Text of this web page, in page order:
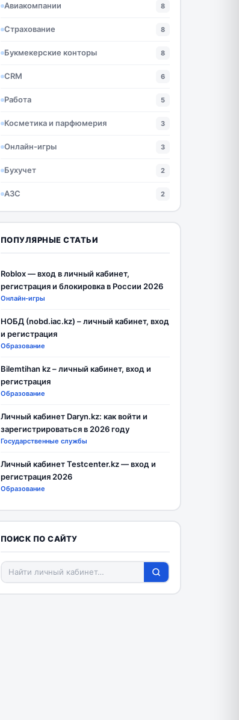
Авиакомпании 8
Страхование 8
Букмекерские конторы 8
CRM 6
Работа 5
Косметика и парфюмерия 3
Онлайн-игры 3
Бухучет 2
АЗС 2
ПОПУЛЯРНЫЕ СТАТЬИ
Roblox — вход в личный кабинет,
регистрация и блокировка в России 2026
Онлайн-игры
НОБД (nobd.iac.kz) – личный кабинет, вход
и регистрация
Образование
Bilemtihan kz – личный кабинет, вход и
регистрация
Образование
Личный кабинет Daryn.kz: как войти и
зарегистрироваться в 2026 году
Государственные службы
Личный кабинет Testcenter.kz — вход и
регистрация 2026
Образование
ПОИСК ПО САЙТУ